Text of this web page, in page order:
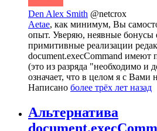
Den Alex Smith @netcrox
Aetae, как минимум, Вы
опыт. Уверяю, неявные бонусы
примитивные реализации
document.execCommand имеют
(это из разряда "необходимо и
означает, что в целом я с Вами
Написано более трёх лет назад
Альтернатива